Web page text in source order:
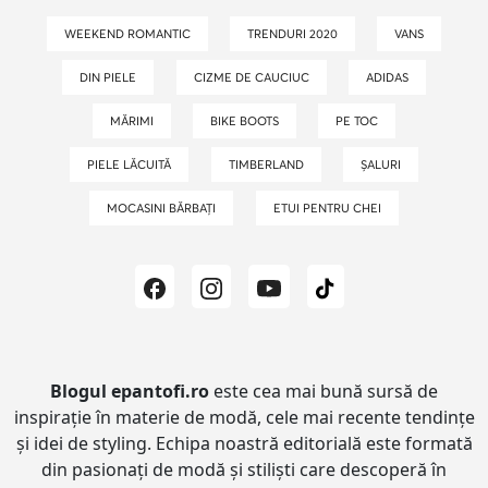
WEEKEND ROMANTIC TRENDURI 2020 VANS
DIN PIELE CIZME DE CAUCIUC ADIDAS
MĂRIMI BIKE BOOTS PE TOC
PIELE LĂCUITĂ TIMBERLAND ȘALURI
MOCASINI BĂRBAȚI ETUI PENTRU CHEI
Blogul epantofi.ro este cea mai bună sursă de
inspirație în materie de modă, cele mai recente tendințe
și idei de styling. Echipa noastră editorială este formată
din pasionați de modă și stiliști care descoperă în